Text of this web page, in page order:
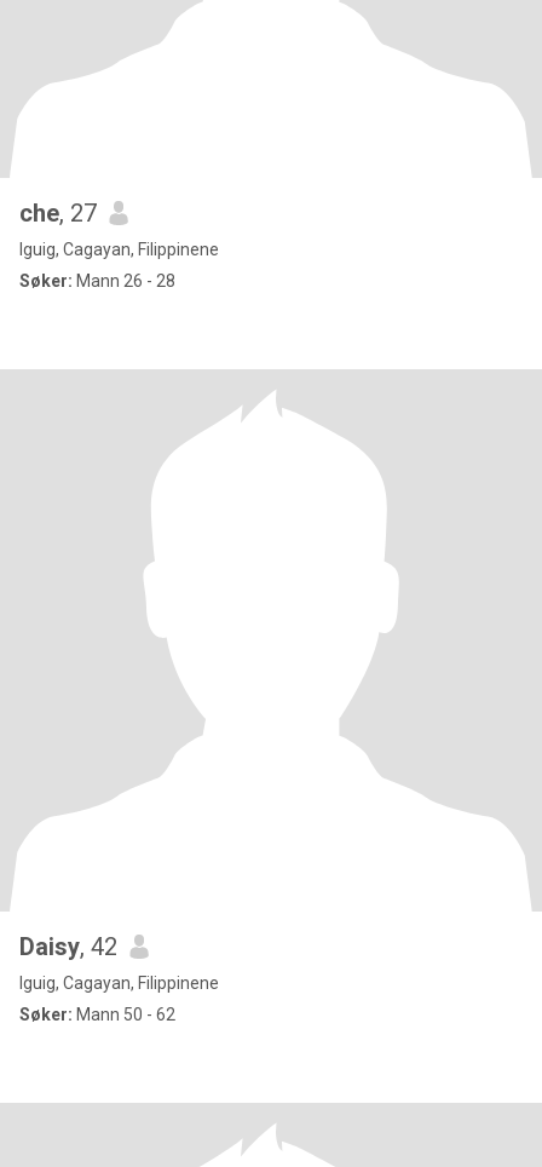
che, 27
Iguig, Cagayan, Filippinene
Søker: Mann 26 - 28
Daisy, 42
Iguig, Cagayan, Filippinene
Søker: Mann 50 - 62